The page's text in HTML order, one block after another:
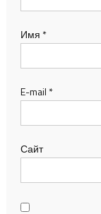
Имя *
E-mail *
Сайт